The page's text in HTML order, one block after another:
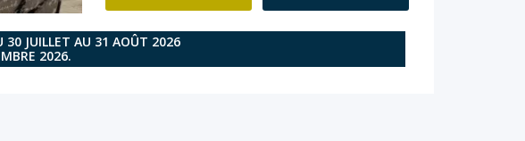
30 JUILLET AU 31 AOÛT 2026
2026.